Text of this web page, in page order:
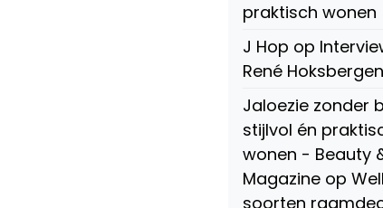
praktisch wonen
J Hop op
René Hoksbergen
Jaloezie zonder
stijlvol én
wonen - Beauty
Magazine op
soorten